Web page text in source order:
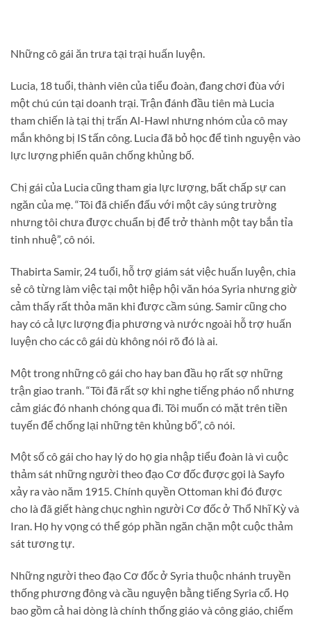
Những cô gái ăn trưa tại trại huấn luyện.
Lucia, 18 tuổi, thành viên của tiểu đoàn, đang chơi đùa với
một chú cún tại doanh trại. Trận đánh đầu tiên mà Lucia
tham chiến là tại thị trấn Al-Hawl nhưng nhóm của cô may
mắn không bị IS tấn công. Lucia đã bỏ học để tình nguyện vào
lực lượng phiến quân chống khủng bố.
Chị gái của Lucia cũng tham gia lực lượng, bất chấp sự can
ngăn của mẹ. “Tôi đã chiến đấu với một cây súng trường
nhưng tôi chưa được chuẩn bị để trở thành một tay bắn tỉa
tinh nhuệ”, cô nói.
Thabirta Samir, 24 tuổi, hỗ trợ giám sát việc huấn luyện, chia
sẻ cô từng làm việc tại một hiệp hội văn hóa Syria nhưng giờ
cảm thấy rất thỏa mãn khi được cầm súng. Samir cũng cho
hay có cả lực lượng địa phương và nước ngoài hỗ trợ huấn
luyện cho các cô gái dù không nói rõ đó là ai.
Một trong những cô gái cho hay ban đầu họ rất sợ những
trận giao tranh. “Tôi đã rất sợ khi nghe tiếng pháo nổ nhưng
cảm giác đó nhanh chóng qua đi. Tôi muốn có mặt trên tiền
tuyến để chống lại những tên khủng bố”, cô nói.
Một số cô gái cho hay lý do họ gia nhập tiểu đoàn là vì cuộc
thảm sát những người theo đạo Cơ đốc được gọi là Sayfo
xảy ra vào năm 1915. Chính quyền Ottoman khi đó được
cho là đã giết hàng chục nghìn người Cơ đốc ở Thổ Nhĩ Kỳ và
Iran. Họ hy vọng có thể góp phần ngăn chặn một cuộc thảm
sát tương tự.
Những người theo đạo Cơ đốc ở Syria thuộc nhánh truyền
thống phương đông và cầu nguyện bằng tiếng Syria cổ. Họ
bao gồm cả hai dòng là chính thống giáo và công giáo, chiếm